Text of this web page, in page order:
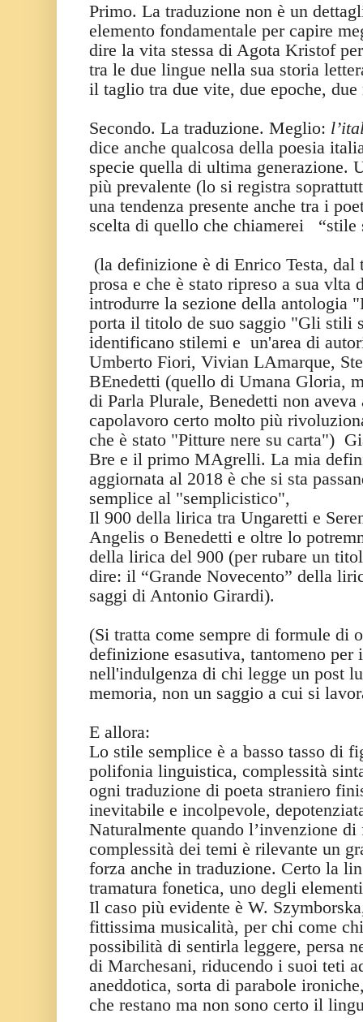
Primo. La traduzione non è un
elemento fondamentale per capire
dire la vita stessa di Agota Kristof
tra le due lingue nella sua storia
il taglio tra due vite, due epoche, due
Secondo. La traduzione. Meglio:
dice anche qualcosa della poesia
specie quella di ultima generazione.
più prevalente (lo si registra
una tendenza presente anche tra i
scelta di quello che chiamerei
“stile
(la definizione è di Enrico Testa,
prosa e che è stato ripreso a sua vlta
introdurre la sezione della antologia
porta il titolo de suo saggio "Gli stili
identificano stilemi e un'area di
Umberto Fiori, Vivian LAmarque,
BEnedetti (quello di Umana Gloria,
di Parla Plurale, Benedetti non
capolavoro certo molto più
che è stato "Pitture nere su carta")
Bre e il primo MAgrelli. La mia
aggiornata al 2018 è che si sta
semplice al "semplicistico",
Il 900 della lirica tra Ungaretti e
Angelis o Benedetti e oltre lo
della lirica del 900 (per rubare un
dire: il “Grande Novecento” della
saggi di Antonio Girardi).
(Si tratta come sempre di formule di
definizione esasutiva, tantomeno
nell'indulgenza di chi legge un post
memoria, non un saggio a cui si
E allora:
Lo stile semplice è a basso tasso di
polifonia linguistica, complessità
ogni traduzione di poeta straniero
inevitabile e incolpevole,
Naturalmente quando l’invenzione
complessità dei temi è rilevante un
forza anche in traduzione. Certo la
tramatura fonetica, uno degli
Il caso più evidente è W.
fittissima musicalità, per chi come
possibilità di sentirla leggere, persa
di Marchesani, riducendo i suoi teti
aneddotica, sorta di parabole
che restano ma non sono certo il